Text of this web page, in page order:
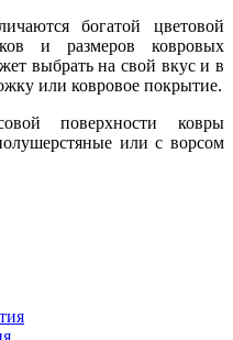
богатой цветовой
и размеров ковровых
выбрать на свой вкус и в
или ковровое покрытие.
поверхности ковры
или с ворсом